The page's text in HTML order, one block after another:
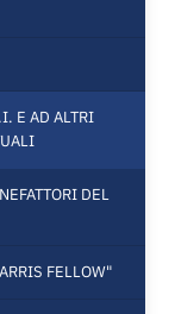
E AD ALTRI
DEL
FELLOW"